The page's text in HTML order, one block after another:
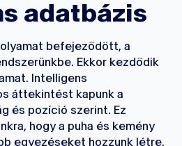
adatbázis
befejeződött, a
Ekkor kezdődik
Intelligens
áttekintést kapunk a
és pozíció szerint. Ez
hogy a puha és kemény
egyezéseket hozzunk létre.